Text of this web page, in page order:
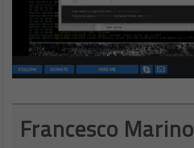
Francesco Marino